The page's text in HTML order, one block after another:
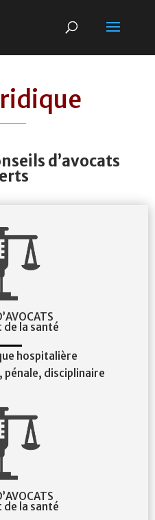
d’avocats
la santé
hospitalière
pénale, disciplinaire
la santé